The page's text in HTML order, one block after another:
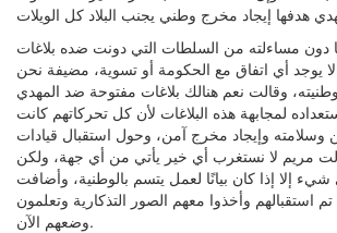
دون مساءلته من السلطات التي دونت ضده بلاغات
يوجد أي اتفاق مع الحكومة أو تسوية، مضيفة نحن
وقالت نعم هنالك بلاغات مفتوحة ضد المهدي
لمجابهة هذه البلاغات لأن كل تحركاتهم كانت
وإيجاد مخرج آمن، وحول استقبال قيادات
مريم لا نستغرب أي خير يأتي من أي جهة، ولكن
شيء إلا إذا كان بيانًا لعمل يتسم بالوطنية، وأضافت
استقبالهم وأخذوا معهم الصور التذكارية وتعلمون
وضعهم الآن.